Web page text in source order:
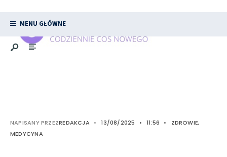
MENU GŁÓWNE
NAPISANY PRZEZREDAKCJA • 13/08/2025 • 11:56 •
ZDROWIE,
MEDYCYNA